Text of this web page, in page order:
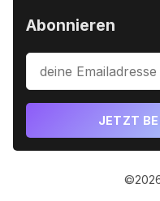
Abonnieren
JETZT